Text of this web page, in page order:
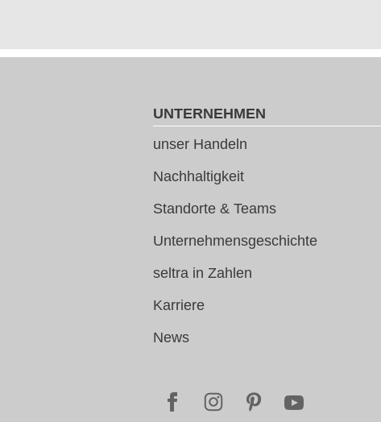
UNTERNEHMEN
unser Handeln
Nachhaltigkeit
Standorte & Teams
Unternehmensgeschichte
seltra in Zahlen
Karriere
News